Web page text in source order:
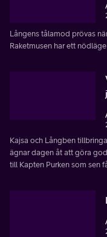
Långens tålamod prövas
Raketmusen har ett nödläge
Kajsa och Långben
ägnar dagen åt att göra
till Kapten Purken som sen